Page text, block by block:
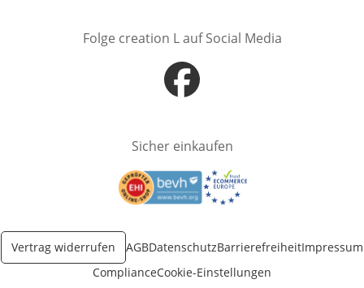
Folge creation L auf Social Media
Öffnet in neuem Fenster
Sicher einkaufen
Öffnet in neuem FensterÖffnet in neuem Fenster
Vertrag widerrufen AGBDatenschutzBarrierefreiheitImpressum
ComplianceCookie-Einstellungen